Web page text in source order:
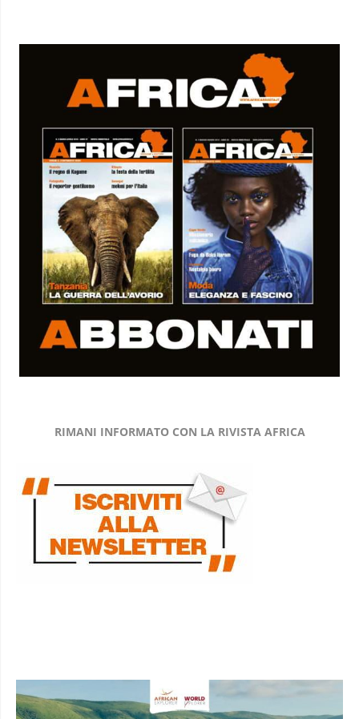
RIMANI INFORMATO CON LA RIVISTA AFRICA